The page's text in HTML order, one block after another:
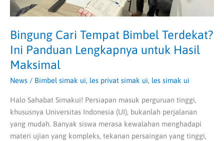
Bingung Cari Tempat Bimbel Terdekat?
Ini Panduan Lengkapnya untuk Hasil
Maksimal
News / Bimbel simak ui, les privat simak ui, les simak ui
Halo Sahabat Simakui! Persiapan masuk perguruan tinggi,
khususnya Universitas Indonesia (UI), bukanlah perjalanan
yang mudah. Banyak siswa merasa kewalahan menghadapi
materi ujian yang kompleks, tekanan persaingan yang tinggi,
Maksimal